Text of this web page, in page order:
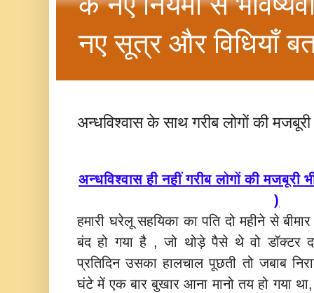
नए सूत्र और विधियाँ
अन्धविश्वास के साथ गरीब लोगों की मजबूरी
अन्धविश्वास ही नहीं गरीब लोगों की
)
हमारी घरेलू सहयिका का पति दो महीने से
बंद हो गया है , जो थोड़े पैसे थे वो
प्रतिदिन उसका हालचाल पूछती तो जबाब
घंटे में एक बार बुखार आना मानो तय हो गया